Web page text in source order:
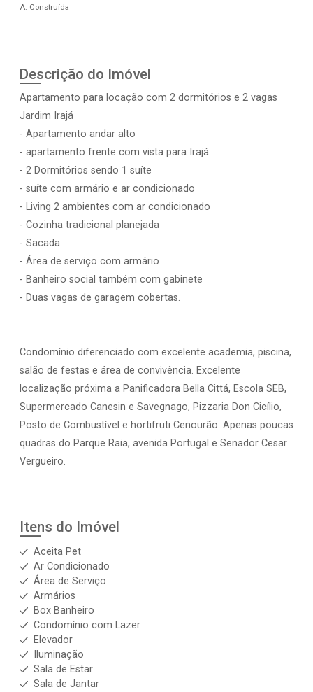
A. Construída
Descrição do Imóvel
Apartamento para locação com 2 dormitórios e 2 vagas
Jardim Irajá
- Apartamento andar alto
- apartamento frente com vista para Irajá
- 2 Dormitórios sendo 1 suíte
- suíte com armário e ar condicionado
- Living 2 ambientes com ar condicionado
- Cozinha tradicional planejada
- Sacada
- Área de serviço com armário
- Banheiro social também com gabinete
- Duas vagas de garagem cobertas.
Condomínio diferenciado com excelente academia, piscina,
salão de festas e área de convivência. Excelente
localização próxima a Panificadora Bella Cittá, Escola SEB,
Supermercado Canesin e Savegnago, Pizzaria Don Cicílio,
Posto de Combustível e hortifruti Cenourão. Apenas poucas
quadras do Parque Raia, avenida Portugal e Senador Cesar
Vergueiro.
Itens do Imóvel
Aceita Pet
Ar Condicionado
Área de Serviço
Armários
Box Banheiro
Condomínio com Lazer
Elevador
Iluminação
Sala de Estar
Sala de Jantar